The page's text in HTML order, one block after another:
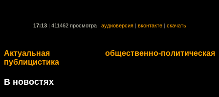
17:13 411462 просмотра аудиоверсия вконтакте скачать
Актуальная общественно-политическая
публицистика
В новостях